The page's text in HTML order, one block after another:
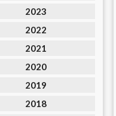
2023
2022
2021
2020
2019
2018